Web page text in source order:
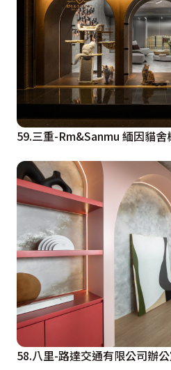
59.三重-Rm&Sanmu 緬因貓
58.八里-路達交通有限公司辦